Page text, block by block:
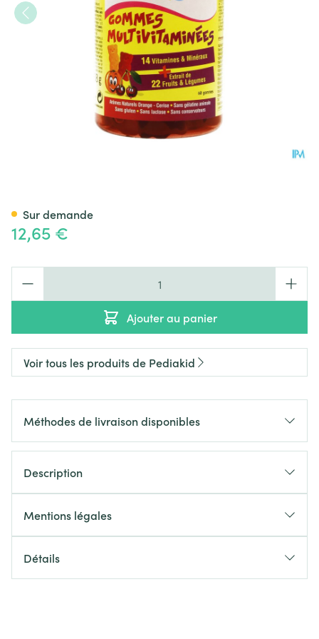
12,65 €
Ajouter au panier
Sur demande
Voir tous les produits de Pediakid
Méthodes de livraison disponibles
Description
Mentions légales
Détails